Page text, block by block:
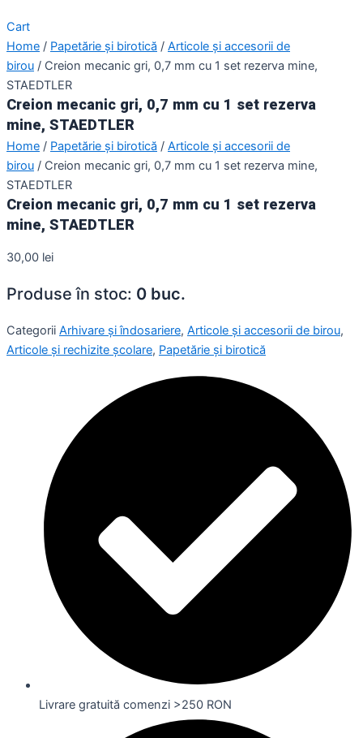
Cart
Home / Papetărie și birotică / Articole și accesorii de
birou / Creion mecanic gri, 0,7 mm cu 1 set rezerva mine,
STAEDTLER
Creion mecanic gri, 0,7 mm cu 1 set rezerva
mine, STAEDTLER
Home / Papetărie și birotică / Articole și accesorii de
birou / Creion mecanic gri, 0,7 mm cu 1 set rezerva mine,
STAEDTLER
Creion mecanic gri, 0,7 mm cu 1 set rezerva
mine, STAEDTLER
30,00 lei
Produse în stoc: 0 buc.
Categorii Arhivare și îndosariere, Articole și accesorii de birou,
Articole și rechizite școlare, Papetărie și birotică
Livrare gratuită comenzi >250 RON